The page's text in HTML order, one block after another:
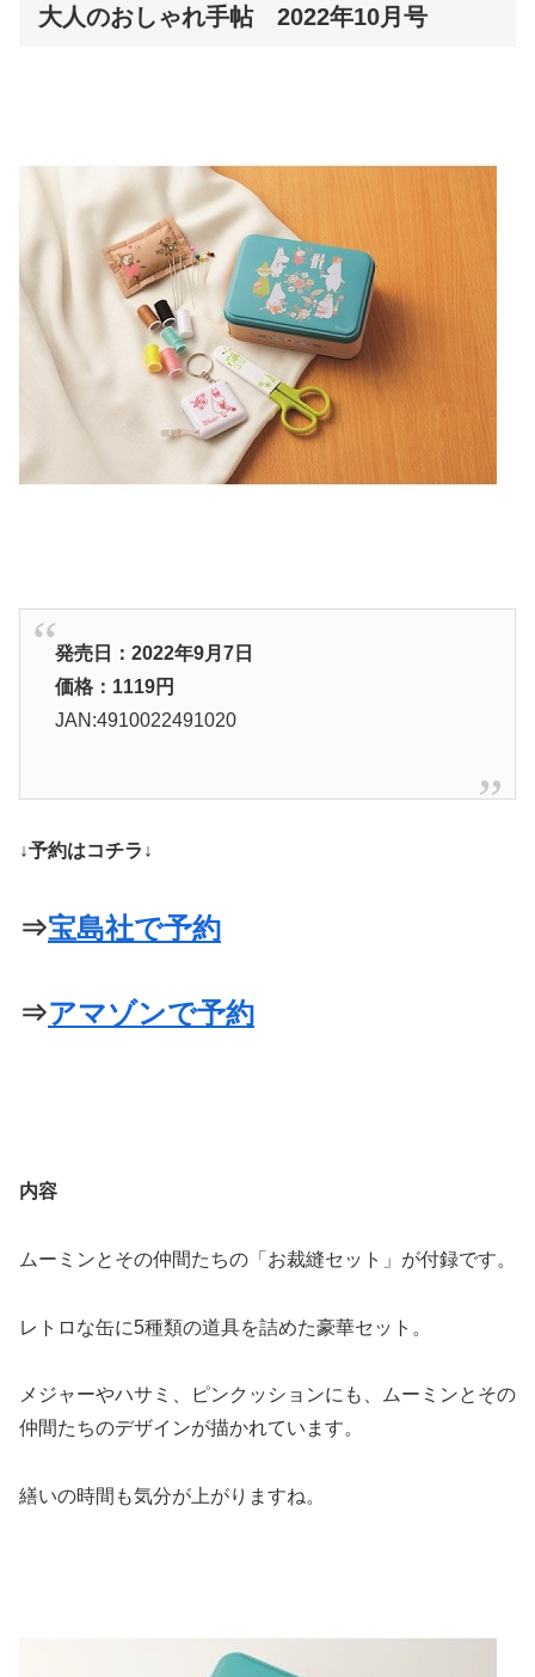
大人のおしゃれ手帖 2022年10月号
発売日：2022年9月7日
価格：1119円
JAN:4910022491020
↓予約はコチラ↓
⇒宝島社で予約
⇒アマゾンで予約
内容
ムーミンとその仲間たちの「お裁縫セット」が付録です。
レトロな缶に5種類の道具を詰めた豪華セット。
メジャーやハサミ、ピンクッションにも、ムーミンとその
仲間たちのデザインが描かれています。
繕いの時間も気分が上がりますね。